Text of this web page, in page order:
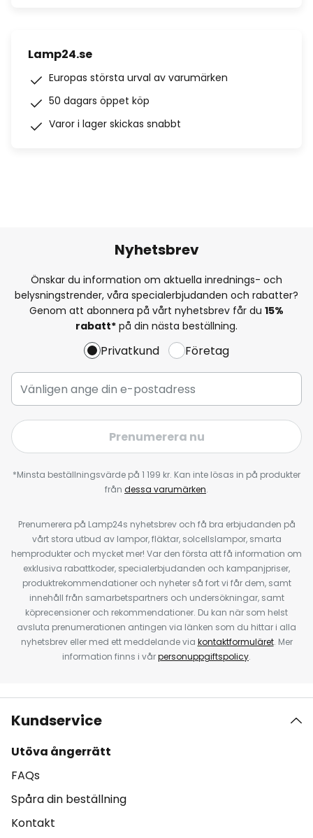
Lamp24.se
Europas största urval av varumärken
50 dagars öppet köp
Varor i lager skickas snabbt
Nyhetsbrev
Önskar du information om aktuella inrednings- och
belysningstrender, våra specialerbjudanden och rabatter?
Genom att abonnera på vårt nyhetsbrev får du 15%
rabatt* på din nästa beställning.
Privatkund Företag
Prenumerera nu
*Minsta beställningsvärde på 1 199 kr. Kan inte lösas in på produkter
från dessa varumärken.
Prenumerera på Lamp24s nyhetsbrev och få bra erbjudanden på
vårt stora utbud av lampor, fläktar, solcellslampor, smarta
hemprodukter och mycket mer! Var den första att få information om
exklusiva rabattkoder, specialerbjudanden och kampanjpriser,
produktrekommendationer och nyheter så fort vi får dem, samt
innehåll från samarbetspartners och undersökningar, samt
köprecensioner och rekommendationer. Du kan när som helst
avsluta prenumerationen antingen via länken som du hittar i alla
nyhetsbrev eller med ett meddelande via kontaktformuläret. Mer
information finns i vårpersonuppgiftspolicy.
Kundservice
Utöva ångerrätt
FAQs
Spåra din beställning
Kontakt